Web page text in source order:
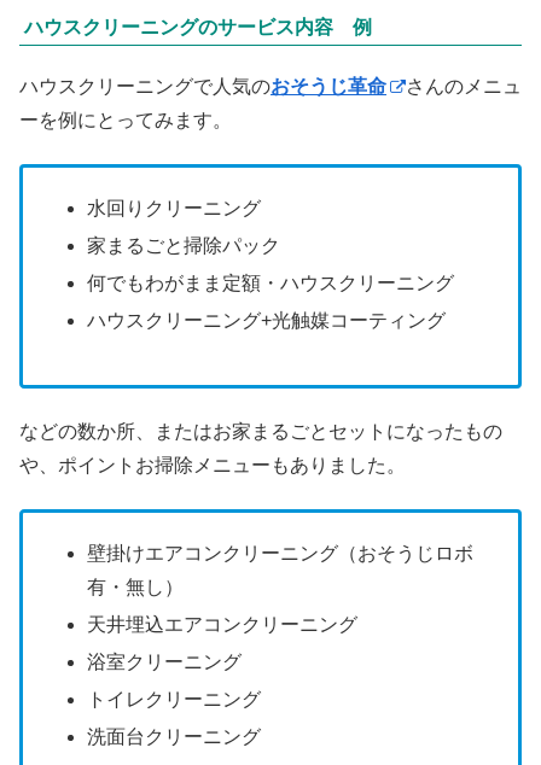
ハウスクリーニングのサービス内容 例
ハウスクリーニングで人気のおそうじ革命
さんのメニュ
ーを例にとってみます。
水回りクリーニング
家まるごと掃除パック
何でもわがまま定額・ハウスクリーニング
ハウスクリーニング+光触媒コーティング
などの数か所、またはお家まるごとセットになったもの
や、ポイントお掃除メニューもありました。
壁掛けエアコンクリーニング（おそうじロボ
有・無し）
天井埋込エアコンクリーニング
浴室クリーニング
トイレクリーニング
洗面台クリーニング